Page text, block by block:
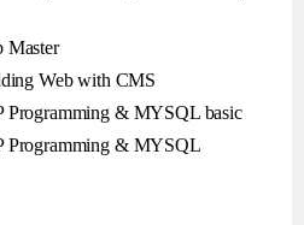
Master
Web with CMS
Programming & MYSQL basic
Programming & MYSQL